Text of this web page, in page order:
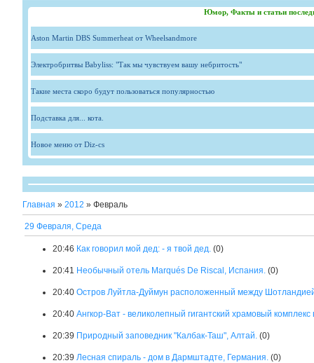
Юмор, Факты и статьи
Aston Martin DBS Summerheat от Wheelsandmore
Электробритвы Babyliss: "Так мы чувствуем вашу небритость"
Такие места скоро будут пользоваться популярностью
Подставка для... кота.
Новое меню от Diz-cs
Главная » 2012 » Февраль
29 Февраля, Среда
20:46 Как говорил мой дед: - я твой дед. (0)
20:41 Необычный отель Marqués De Riscal, Испания. (0)
20:40 Остров Луйтла-Дуймун расположенный между
20:40 Ангкор-Ват - великолепный гигантский храмовый
20:39 Природный заповедник "Калбак-Таш", Алтай. (0)
20:39 Лесная спираль - дом в Дармштадте, Германия. (0)